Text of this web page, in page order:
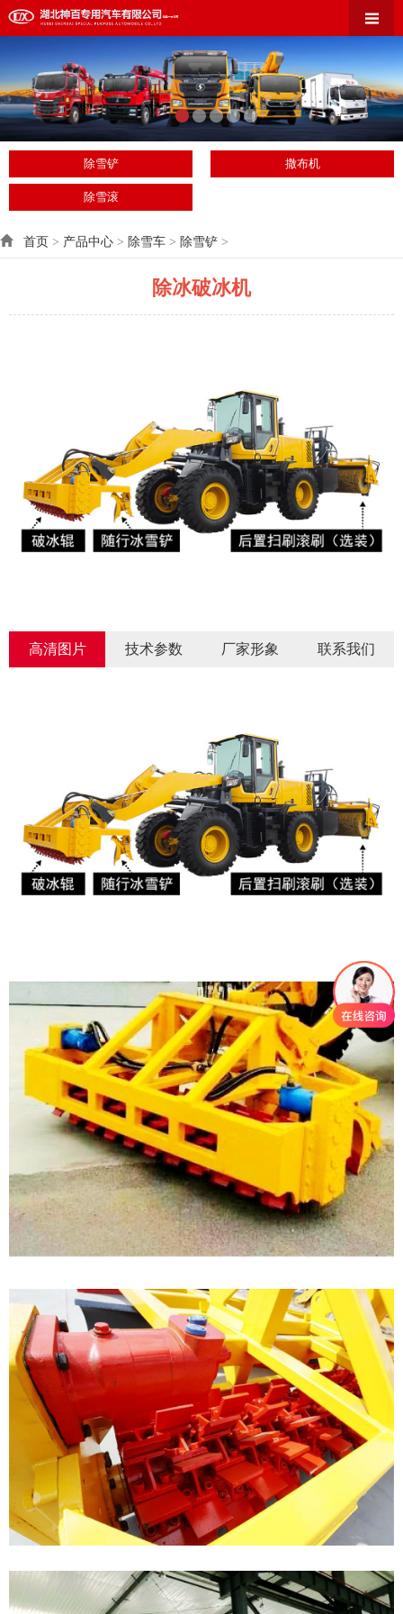
除雪铲 撒布机
除雪滚
首页 > 产品中心 > 除雪车 > 除雪铲 >
除冰破冰机
高清图片 技术参数 厂家形象 联系我们